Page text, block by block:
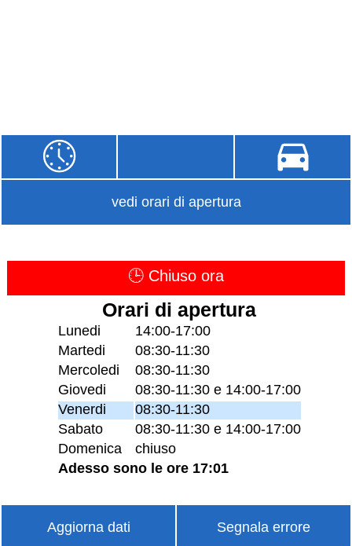
vedi orari di apertura
🕒 Chiuso ora
Orari di apertura
Lunedi
14:00-17:00
Martedi
08:30-11:30
Mercoledi
08:30-11:30
Giovedi
08:30-11:30 e 14:00-17:00
Venerdi
08:30-11:30
Sabato
08:30-11:30 e 14:00-17:00
Domenica
chiuso
Adesso sono le ore 17:01
Aggiorna dati Segnala errore